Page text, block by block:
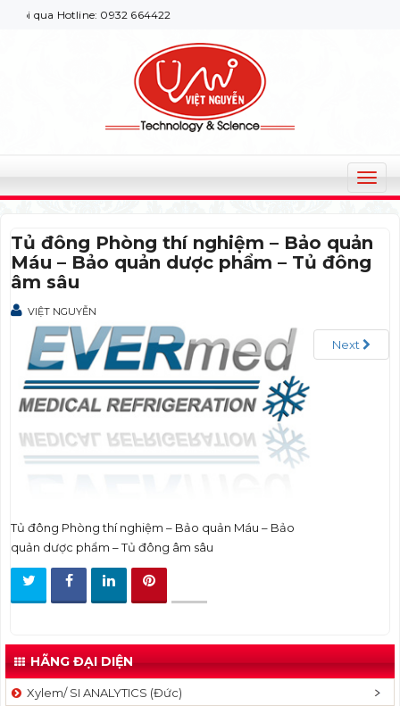
qua Hotline: 0932 664422
T
o
g
l
v
i
Tủ đông Phòng thí nghiệm – Bảo quản
Máu – Bảo quản dược phẩm – Tủ đông
âm sâu
VIỆT NGUYỄN
Next
Tủ đông Phòng thí nghiệm – Bảo quản Máu – Bảo
quản dược phẩm – Tủ đông âm sâu
HÃNG ĐẠI DIỆN
Xylem/ SI ANALYTICS (Đức)